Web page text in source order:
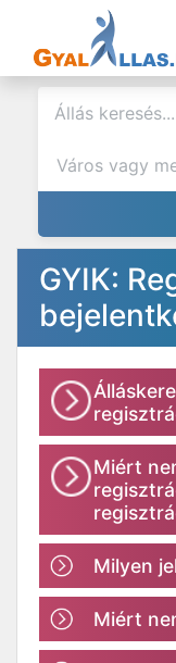
GYIK:
Miért
Milyen
Miért